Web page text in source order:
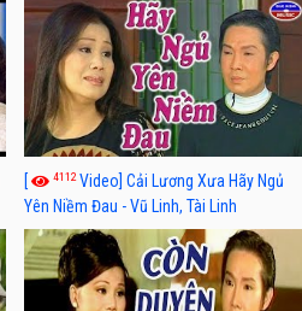
[ 4112 Video] Cải Lương Xưa Hãy Ngủ
Yên Niềm Đau - Vũ Linh, Tài Linh